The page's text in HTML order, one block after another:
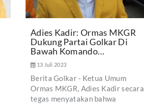
Adies Kadir: Ormas MKGR
Dukung Partai Golkar Di
Bawah Komando…
13 Juli 2023
Berita Golkar - Ketua Umum
Ormas MKGR, Adies Kadir secara
tegas menyatakan bahwa